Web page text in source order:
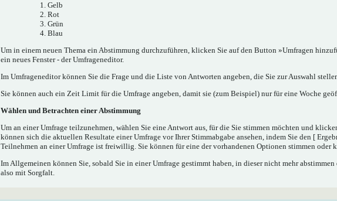
Gelb
Rot
Grün
Blau
Um in einem neuen Thema ein Abstimmung durchzuführen, klicken Sie auf den Button »Umfragen
ein neues Fenster - der Umfrageneditor.
Im Umfrageneditor können Sie die Frage und die Liste von Antworten angeben, die Sie zur Auswahl
Sie können auch ein Zeit Limit für die Umfrage angeben, damit sie (zum Beispiel) nur für eine Woche
Wählen und Betrachten einer Abstimmung
Um an einer Umfrage teilzunehmen, wählen Sie eine Antwort aus, für die Sie stimmen möchten und
können sich die aktuellen Resultate einer Umfrage vor Ihrer Stimmabgabe ansehen, indem Sie den [
Teilnehmen an einer Umfrage ist freiwillig. Sie können für eine der vorhandenen Optionen stimmen oder
Im Allgemeinen können Sie, sobald Sie in einer Umfrage gestimmt haben, in dieser nicht mehr abstimmen
also mit Sorgfalt.